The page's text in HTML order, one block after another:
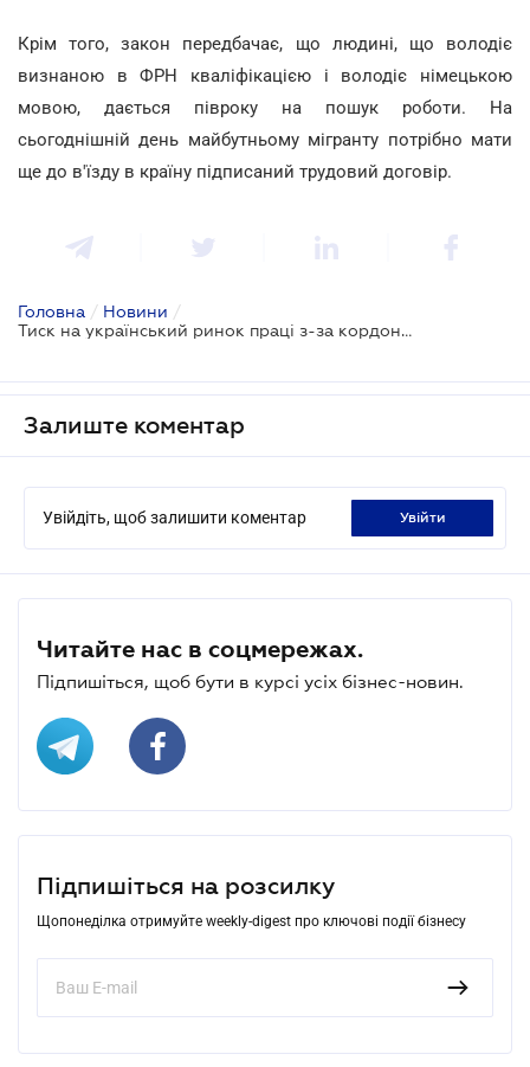
Крім того, закон передбачає, що людині, що володіє
визнаною в ФРН кваліфікацією і володіє німецькою
мовою, дається півроку на пошук роботи. На
сьогоднішній день майбутньому мігранту потрібно мати
ще до в'їзду в країну підписаний трудовий договір.
Головна / Новини /
Тиск на український ринок праці з-за кордону посилюється
Залиште коментар
Увійдіть, щоб залишити коментар увійти
Читайте нас в соцмережах.
Підпишіться, щоб бути в курсі усіх бізнес-новин.
Підпишіться на розсилку
Щопонеділка отримуйте weekly-digest про ключові події бізнесу